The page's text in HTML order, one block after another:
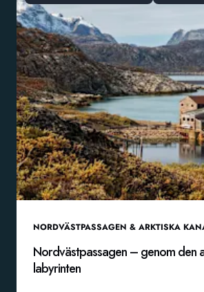
NORDVÄSTPASSAGEN & ARKTISKA
Nordvästpassagen – genom den
labyrinten